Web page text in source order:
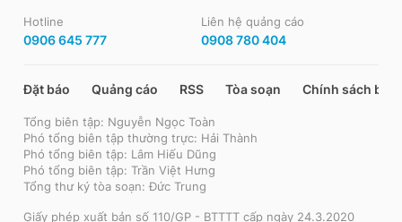
Hotline
0906 645 777
Liên hệ quảng cáo
0908 780 404
Đặt báo Quảng cáo RSS Tòa soạn Chính sách bảo
Tổng biên tập: Nguyễn Ngọc Toàn
Phó tổng biên tập thường trực: Hải Thành
Phó tổng biên tập: Lâm Hiếu Dũng
Phó tổng biên tập: Trần Việt Hưng
Tổng thư ký tòa soạn: Đức Trung
Giấy phép xuất bản số 110/GP - BTTTT cấp ngày 24.3.2020